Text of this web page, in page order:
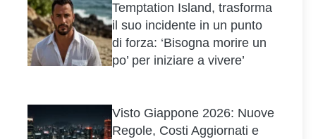
Temptation Island, trasforma
il suo incidente in un punto
di forza: ‘Bisogna morire un
po’ per iniziare a vivere’
Visto Giappone 2026: Nuove
Regole, Costi Aggiornati e